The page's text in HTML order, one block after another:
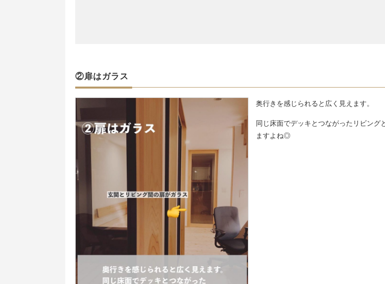
②扉はガラス
奥行きを感じられると広く見えます。
同じ床面でデッキとつながったリビング
ますよね◎